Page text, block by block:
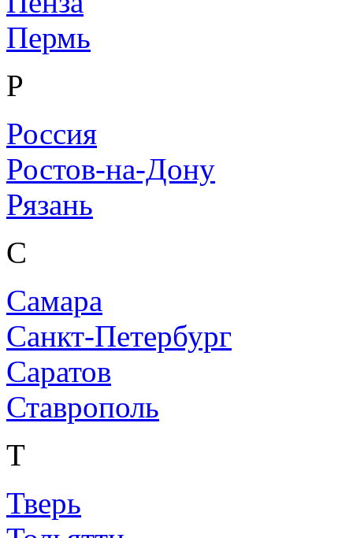
Пермь
Р
Россия
Ростов-на-Дону
Рязань
С
Самара
Санкт-Петербург
Саратов
Ставрополь
Т
Тверь